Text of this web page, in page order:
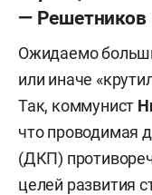
— Решетников
Ожидаемо
или иначе
Так, коммунист
что проводимая
(ДКП)
целей развития